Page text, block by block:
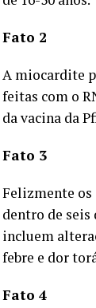
Fato 2
A miocardite
feitas com o
da vacina da
Fato 3
Felizmente
dentro de seis
incluem
febre e dor
Fato 4